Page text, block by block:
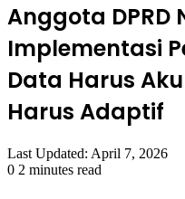
Anggota DPRD
Implementasi
Data Harus
Harus Adaptif
Last Updated: April 7, 2026
0 2 minutes read